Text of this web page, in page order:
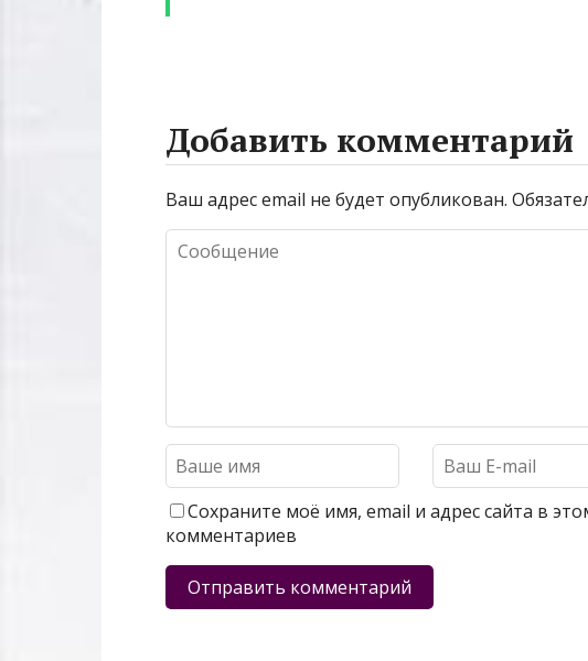
Добавить комментарий
Ваш адрес email не будет опубликован.
Сохраните моё имя, email и адрес сайта в
комментариев